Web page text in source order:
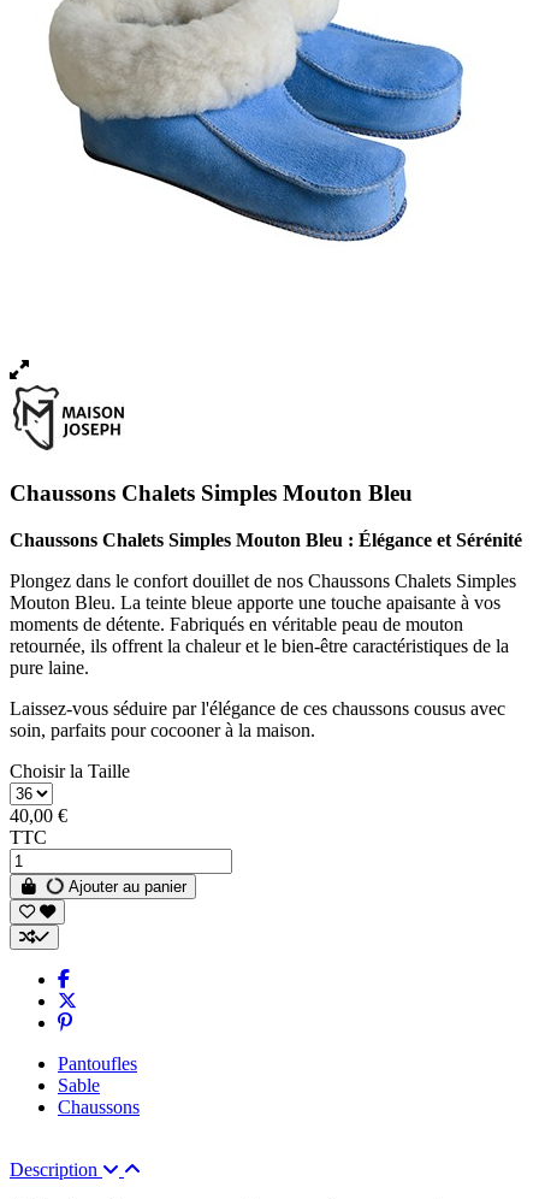
Chaussons Chalets Simples Mouton Bleu
Chaussons Chalets Simples Mouton Bleu : Élégance et Sérénité
Plongez dans le confort douillet de nos Chaussons Chalets Simples
Mouton Bleu. La teinte bleue apporte une touche apaisante à vos
moments de détente. Fabriqués en véritable peau de mouton
retournée, ils offrent la chaleur et le bien-être caractéristiques de la
pure laine.
Laissez-vous séduire par l'élégance de ces chaussons cousus avec
soin, parfaits pour cocooner à la maison.
Choisir la Taille
40,00 €
TTC
Ajouter au panier
Pantoufles
Sable
Chaussons
Description